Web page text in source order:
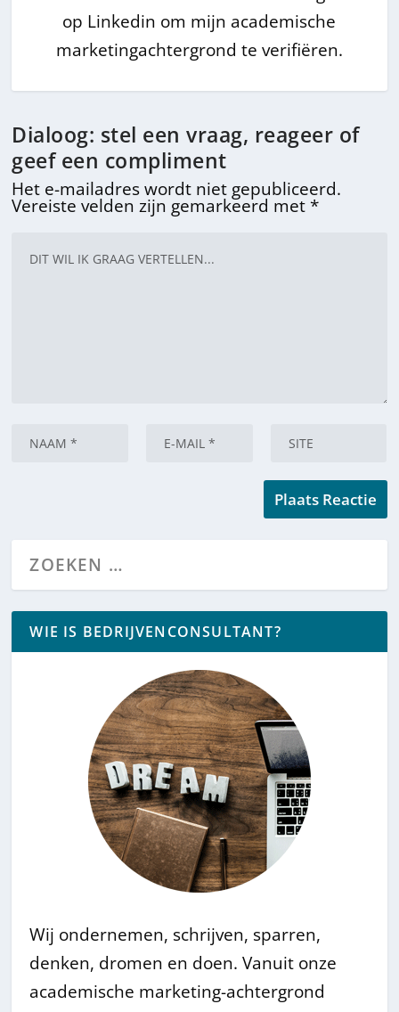
op Linkedin om mijn academische
marketingachtergrond te verifiëren.
Dialoog: stel een vraag, reageer of
geef een compliment
Het e-mailadres wordt niet gepubliceerd.
Vereiste velden zijn gemarkeerd met *
WIE IS BEDRIJVENCONSULTANT?
Wij ondernemen, schrijven, sparren,
denken, dromen en doen. Vanuit onze
academische marketing-achtergrond